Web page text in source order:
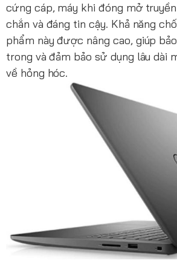
cứng cáp, máy khi đóng mở
chắn và đáng tin cậy. Khả năng
phẩm này được nâng cao, giúp
trong và đảm bảo sử dụng lâu dài
về hỏng hóc.